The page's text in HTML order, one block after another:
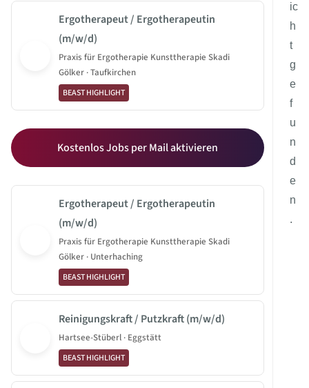
Ergotherapeut / Ergotherapeutin
(m/w/d)
Praxis für Ergotherapie Kunsttherapie Skadi
Gölker · Taufkirchen
BEAST HIGHLIGHT
Kostenlos Jobs per Mail aktivieren
Ergotherapeut / Ergotherapeutin
(m/w/d)
Praxis für Ergotherapie Kunsttherapie Skadi
Gölker · Unterhaching
BEAST HIGHLIGHT
Reinigungskraft / Putzkraft (m/w/d)
Hartsee-Stüberl · Eggstätt
BEAST HIGHLIGHT
ic
h
t
g
e
f
u
n
d
e
n
.